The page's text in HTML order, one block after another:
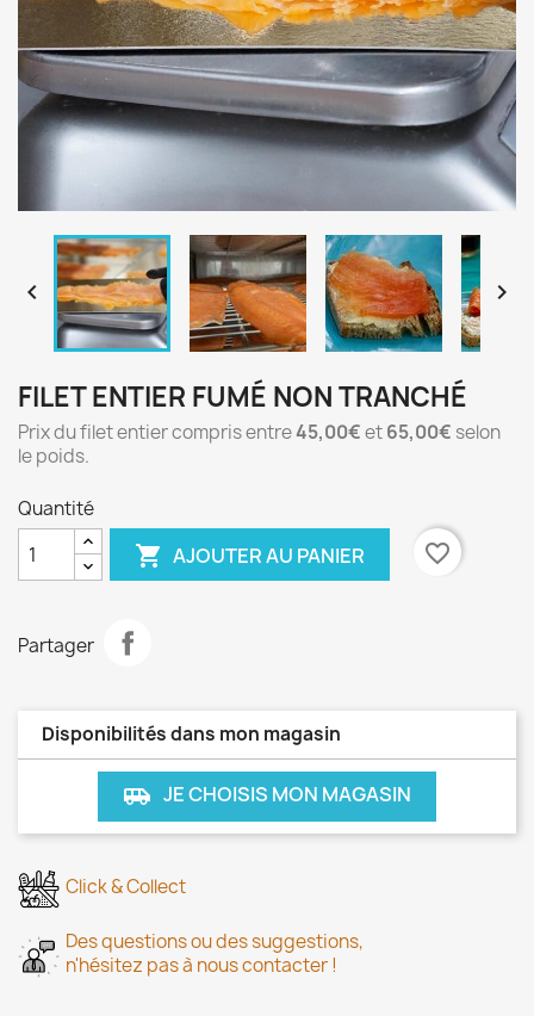
 
FILET ENTIER FUMÉ NON TRANCHÉ
Prix du filet entier compris entre45,00€et65,00€ selon
le poids.
Quantité
 AJOUTER AU PANIER favorite_border
Partager
Disponibilités dans mon magasin
airport_shuttle JE CHOISIS MON MAGASIN
Click & Collect
Des questions ou des suggestions,
n'hésitez pas à nous contacter !